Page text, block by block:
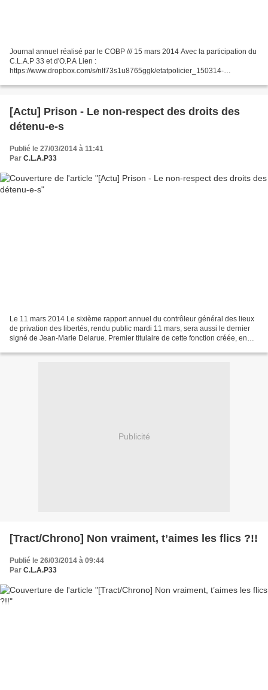
Journal annuel réalisé par le COBP /// 15 mars 2014 Avec la participation du
C.L.A.P 33 et d'O.P.A Lien :
https://www.dropbox.com/s/nlf73s1u8765ggk/etatpolicier_150314-
[Actu] Prison - Le non-respect des droits des
détenu-e-s
Publié le 27/03/2014 à 11:41
Par C.L.A.P33
Le 11 mars 2014 Le sixième rapport annuel du contrôleur général des lieux
de privation des libertés, rendu public mardi 11 mars, sera aussi le dernier
signé de Jean-Marie Delarue. Premier titulaire de cette fonction créée, en
Publicité
[Tract/Chrono] Non vraiment, t’aimes les flics ?!!
Publié le 26/03/2014 à 09:44
Par C.L.A.P33